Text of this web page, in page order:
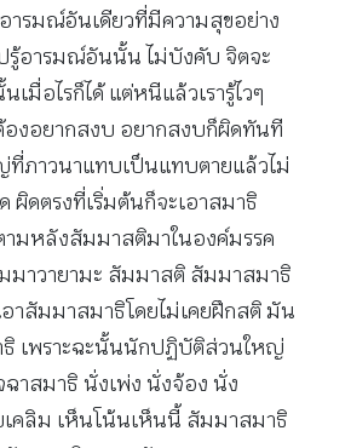
ารมณ์อันเดียวที่มีความสุขอย่าง
รู้อารมณ์อันนั้น ไม่บังคับ จิตจะ
มื่อไรก็ได้ แต่หนีแล้วเรารู้ไวๆ
งอยากสงบ อยากสงบก็ผิดทันที
ภาวนาแทบเป็นแทบตายแล้วไม่
ผิดตรงที่เริ่มต้นก็จะเอาสมาธิ
มหลังสัมมาสติมาในองค์มรรค
าวายามะ สัมมาสติ สัมมาสมาธิ
าสัมมาสมาธิโดยไม่เคยฝึกสติ มัน
ธิ เพราะฉะนั้นนักปฏิบัติส่วนใหญ่
าสมาธิ นั่งเพ่ง นั่งจ้อง นั่ง
เคลิม เห็นโน้นเห็นนี้ สัมมาสมาธิ